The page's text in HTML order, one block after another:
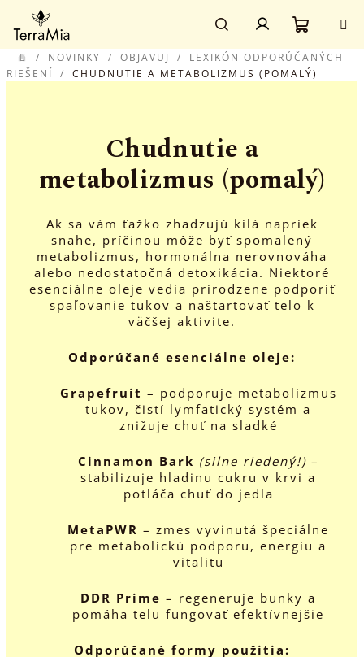
obsah
Hľadať
Prihlásenie
DOMOV
/ NOVINKY / OBJAVUJ /
LEXIKÓN ODPORÚČANÝCH
RIEŠENÍ
/ CHUDNUTIE A METABOLIZMUS (POMALÝ)
Chudnutie a
metabolizmus (pomalý)
Ak sa vám ťažko zhadzujú kilá napriek
snahe, príčinou môže byť spomalený
metabolizmus, hormonálna nerovnováha
alebo nedostatočná detoxikácia. Niektoré
esenciálne oleje vedia prirodzene podporiť
spaľovanie tukov a naštartovať telo k
väčšej aktivite.
Odporúčané esenciálne oleje:
Grapefruit – podporuje metabolizmus
tukov, čistí lymfatický systém a
znižuje chuť na sladké
Cinnamon Bark (silne riedený!)–
stabilizuje hladinu cukru v krvi a
potláča chuť do jedla
MetaPWR – zmes vyvinutá špeciálne
pre metabolickú podporu, energiu a
vitalitu
DDR Prime – regeneruje bunky a
pomáha telu fungovať efektívnejšie
Odporúčané formy použitia: